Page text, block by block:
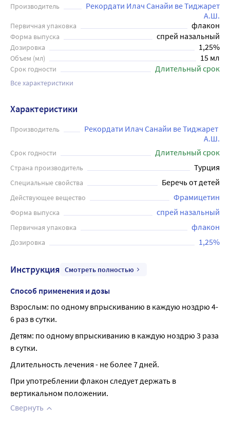
Производитель
Рекордати Илач Санайи ве Тиджарет
А.Ш.
Первичная упаковка флакон
Форма выпуска спрей назальный
Дозировка 1,25%
Объем (мл) 15 мл
Срок годности Длительный срок
Все характеристики
Характеристики
Производитель
Рекордати Илач Санайи ве Тиджарет
А.Ш.
Срок годности Длительный срок
Страна производитель Турция
Специальные свойства Беречь от детей
Действующее вещество Фрамицетин
Форма выпуска спрей назальный
Первичная упаковка флакон
Дозировка 1,25%
Инструкция Смотреть полностью
Способ применения и дозы
Взрослым: по одному впрыскиванию в каждую ноздрю 4-
6 раз в сутки.
Детям: по одному впрыскиванию в каждую ноздрю 3 раза
в сутки.
Длительность лечения - не более 7 дней.
При употреблении флакон следует держать в
вертикальном положении.
Свернуть